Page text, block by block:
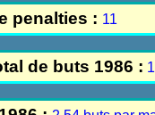
penalties : 11
de buts 1986 :